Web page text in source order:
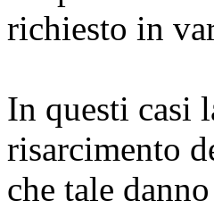
richiesto in
In questi casi
risarcimento
che tale